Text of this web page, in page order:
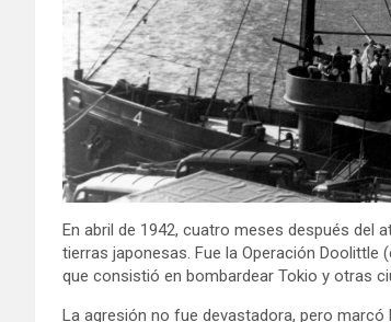
En abril de 1942, cuatro meses después del
tierras japonesas. Fue la Operación Doolittle
que consistió en bombardear Tokio y otras
La agresión no fue devastadora, pero